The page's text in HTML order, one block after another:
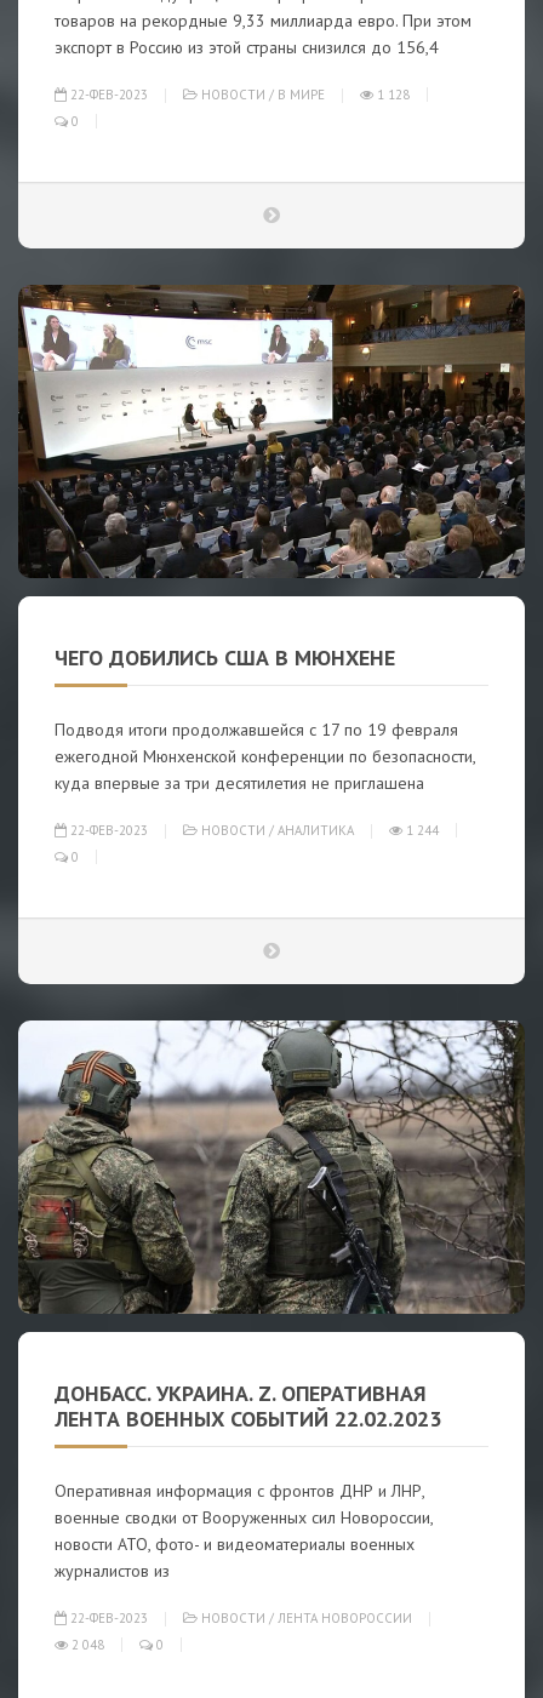
товаров на рекордные 9,33 миллиарда евро. При этом
экспорт в Россию из этой страны снизился до 156,4
22-ФЕВ-2023 НОВОСТИ / В МИРЕ
1 128
0
ЧЕГО ДОБИЛИСЬ США В МЮНХЕНЕ
Подводя итоги продолжавшейся с 17 по 19 февраля
ежегодной Мюнхенской конференции по безопасности,
куда впервые за три десятилетия не приглашена
22-ФЕВ-2023 НОВОСТИ / АНАЛИТИКА
1 244
0
ДОНБАСС. УКРАИНА. Z. ОПЕРАТИВНАЯ
ЛЕНТА ВОЕННЫХ СОБЫТИЙ 22.02.2023
Оперативная информация с фронтов ДНР и ЛНР,
военные сводки от Вооруженных сил Новороссии,
новости АТО, фото- и видеоматериалы военных
журналистов из
22-ФЕВ-2023 НОВОСТИ / ЛЕНТА НОВОРОССИИ
2 048
0